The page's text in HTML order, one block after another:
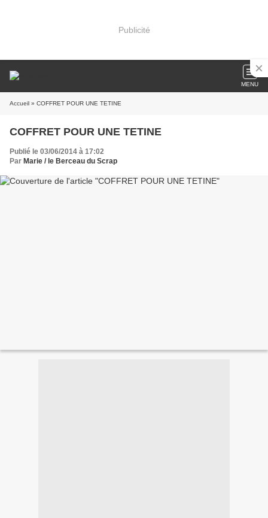
Publicité
MENU
Accueil » COFFRET POUR UNE TETINE
COFFRET POUR UNE TETINE
Publié le 03/06/2014 à 17:02
Par Marie / le Berceau du Scrap